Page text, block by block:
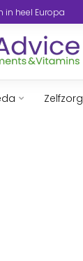
in heel Europa
Zelfzorg